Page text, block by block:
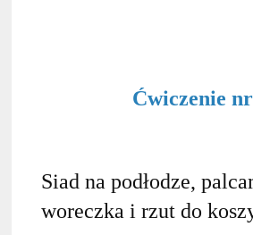
Ćwiczenie
Siad na podłodze,
woreczka i rzut do